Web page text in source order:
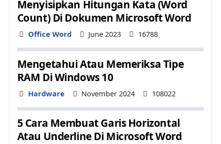
Menyisipkan Hitungan Kata (Word
Count) Di Dokumen Microsoft Word
Details
Office Word June 2023 16788
Mengetahui Atau Memeriksa Tipe
RAM Di Windows 10
Details
Hardware November 2024 108022
5 Cara Membuat Garis Horizontal
Atau Underline Di Microsoft Word